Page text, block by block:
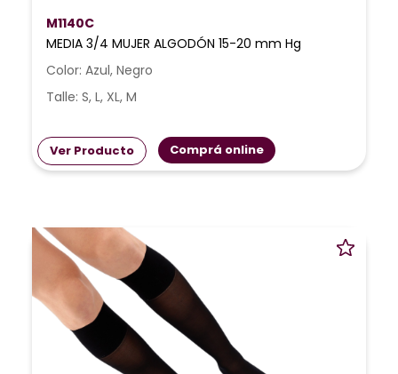
M1140C
MEDIA 3/4 MUJER ALGODÓN 15-20 mm Hg
Color: Azul, Negro
Talle: S, L, XL, M
Ver Producto Comprá online